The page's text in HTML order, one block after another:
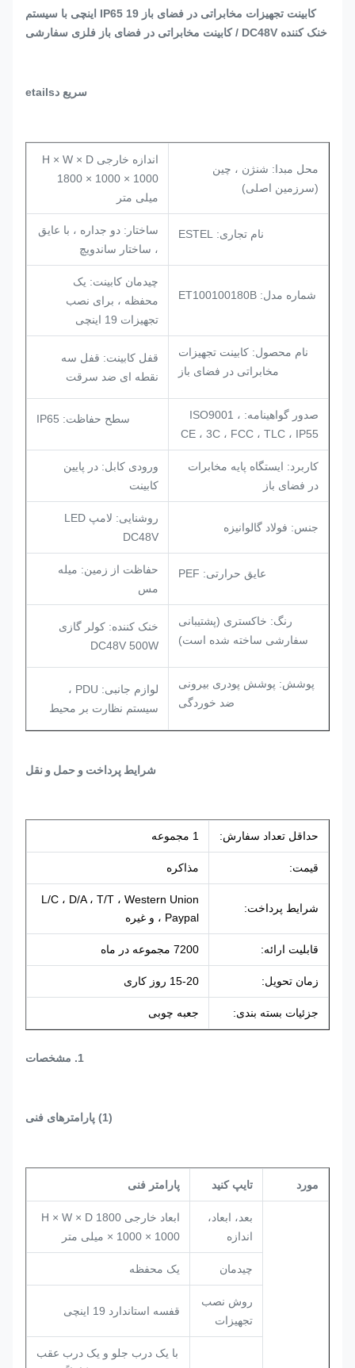
کابینت تجهیزات مخابراتی در فضای باز IP65 19 اینچی با سیستم
خنک کننده DC48V / کابینت مخابراتی در فضای باز فلزی سفارشی
سریع دetails
محل مبدا: شنژن ، چین
(سرزمین اصلی)
اندازه خارجی H × W × D
1800 × 1000 × 1000
میلی متر
نام تجاری: ESTEL
ساختار: دو جداره ، با عایق
، ساختار ساندویچ
شماره مدل: ET100100180B
چیدمان کابینت: یک
محفظه ، برای نصب
تجهیزات 19 اینچی
نام محصول: کابینت تجهیزات
مخابراتی در فضای باز
قفل کابینت: قفل سه
نقطه ای ضد سرقت
صدور گواهینامه: ISO9001 ،
CE ، 3C ، FCC ، TLC ، IP55
سطح حفاظت: IP65
کاربرد: ایستگاه پایه مخابرات
در فضای باز
ورودی کابل: در پایین
کابینت
جنس: فولاد گالوانیزه
روشنایی: لامپ LED
DC48V
عایق حرارتی: PEF
حفاظت از زمین: میله
مس
رنگ: خاکستری (پشتیبانی
سفارشی ساخته شده است)
خنک کننده: کولر گازی
DC48V 500W
پوشش: پوشش پودری بیرونی
ضد خوردگی
لوازم جانبی: PDU ،
سیستم نظارت بر محیط
شرایط پرداخت و حمل و نقل
حداقل تعداد سفارش: 1 مجموعه
قیمت: مذاکره
شرایط پرداخت:
L/C ، D/A ، T/T ، Western Union
، Paypal و غیره
قابلیت ارائه: 7200 مجموعه در ماه
زمان تحویل: 15-20 روز کاری
جزئیات بسته بندی: جعبه چوبی
1. مشخصات
(1) پارامترهای فنی
مورد تایپ کنید پارامتر فنی
بعد، ابعاد،
اندازه
ابعاد خارجی H × W × D 1800
× 1000 × 1000 میلی متر
چیدمان یک محفظه
روش نصب
تجهیزات
قفسه استاندارد 19 اینچی
با یک درب جلو و یک درب عقب